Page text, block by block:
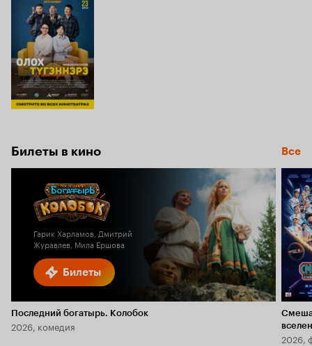
Билеты в кино Все
Билеты
Гарик Харламов, Дмитрий
Журавлев, Мила Ершова
Последний богатырь. Колобок
2026, комедия
2026,